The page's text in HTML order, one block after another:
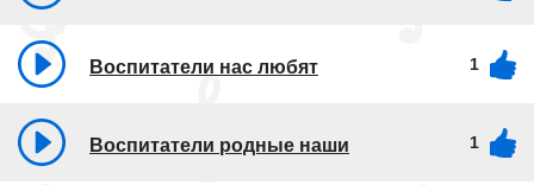
Воспитатели нас любят 1
Воспитатели родные наши 1